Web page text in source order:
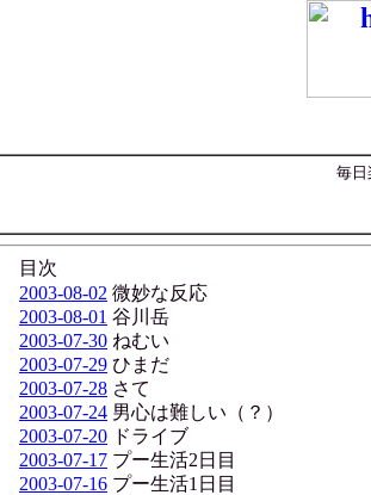
毎日
目次
2003-08-02 微妙な反応
2003-08-01 谷川岳
2003-07-30 ねむい
2003-07-29 ひまだ
2003-07-28 さて
2003-07-24 男心は難しい（？）
2003-07-20 ドライブ
2003-07-17 プー生活2日目
2003-07-16 プー生活1日目